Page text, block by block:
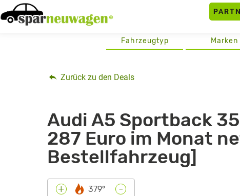
Skip
to
Marken
Fahrzeugtyp
Zurück zu den Deals
Audi A5 Sportback
287 Euro im Monat
Bestellfahrzeug]
+ 379° -